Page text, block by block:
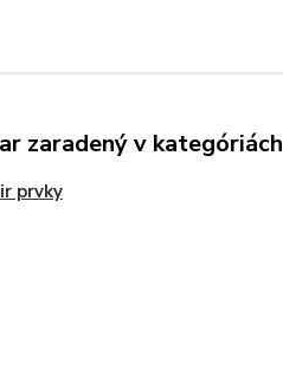
zaradený v kategóriách
prvky